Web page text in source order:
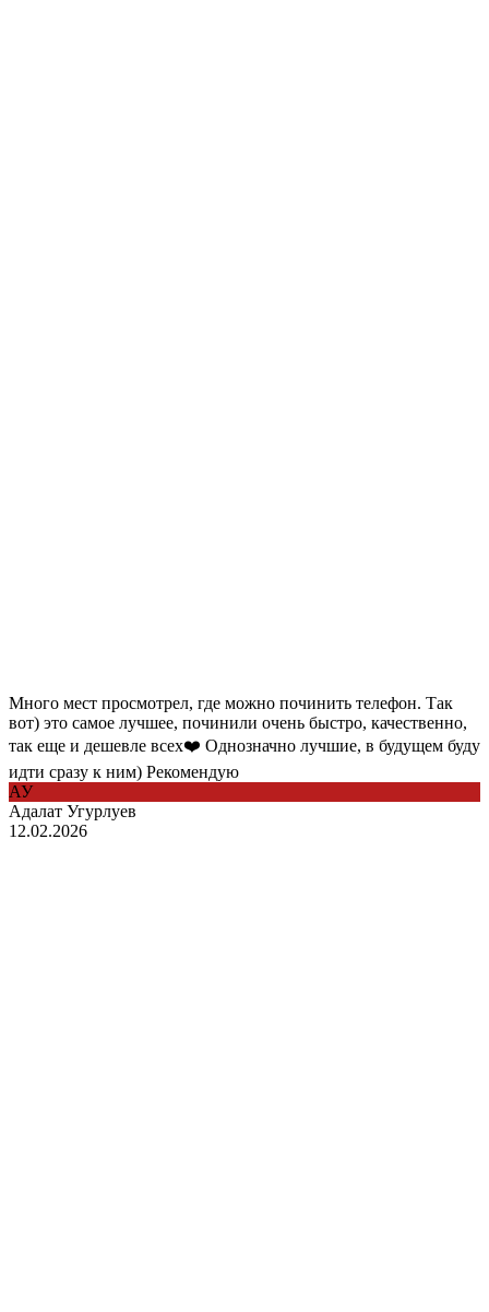
Много мест просмотрел, где можно починить телефон. Так
вот) это самое лучшее, починили очень быстро, качественно,
так еще и дешевле всех❤️ Однозначно лучшие, в будущем буду
идти сразу к ним) Рекомендую
АУ
Адалат Угурлуев
12.02.2026